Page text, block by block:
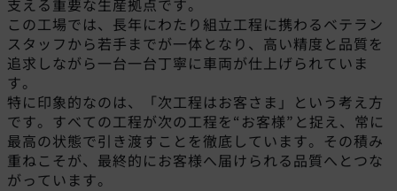
この工場では、長年にわたり組立工程に携わるベテラン
スタッフから若手までが一体となり、高い精度と品質を
追求しながら一台一台丁寧に車両が仕上げられていま
す。
特に印象的なのは、「次工程はお客さま」という考え方
です。すべての工程が次の工程を“お客様”と捉え、常に
最高の状態で引き渡すことを徹底しています。その積み
重ねこそが、最終的にお客様へ届けられる品質へとつな
がっています。